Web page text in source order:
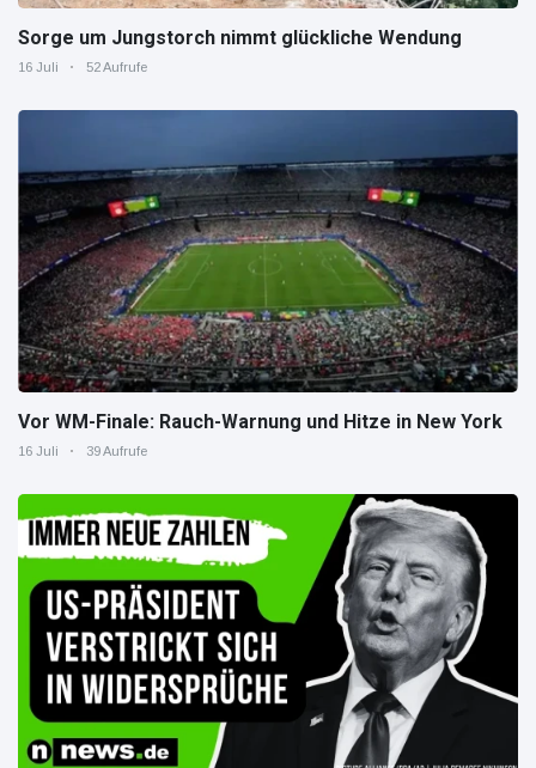
Sorge um Jungstorch nimmt glückliche Wendung
16 Juli 52 Aufrufe
Vor WM-Finale: Rauch-Warnung und Hitze in New York
16 Juli 39 Aufrufe